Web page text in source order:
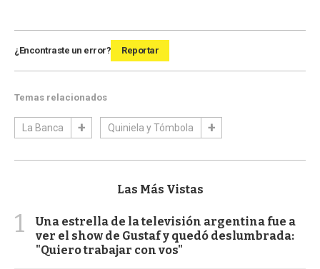
¿Encontraste un error? Reportar
Temas relacionados
La Banca Quiniela y Tómbola
Las Más Vistas
1
Una estrella de la televisión argentina fue a
ver el show de Gustaf y quedó deslumbrada:
"Quiero trabajar con vos"